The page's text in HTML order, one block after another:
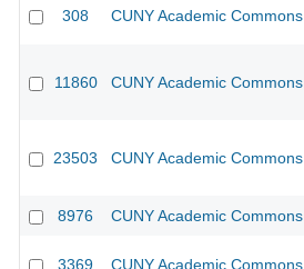
308 CUNY Academic Commons
11860 CUNY Academic Commons
23503 CUNY Academic Commons
8976 CUNY Academic Commons
3369 CUNY Academic Commons